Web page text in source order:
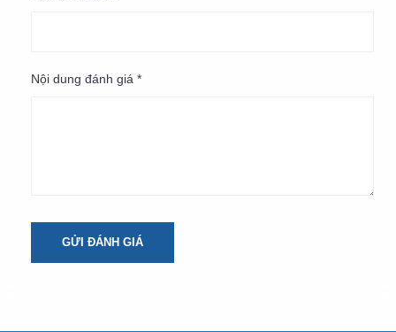
Nội dung đánh giá *
GỬI ĐÁNH GIÁ